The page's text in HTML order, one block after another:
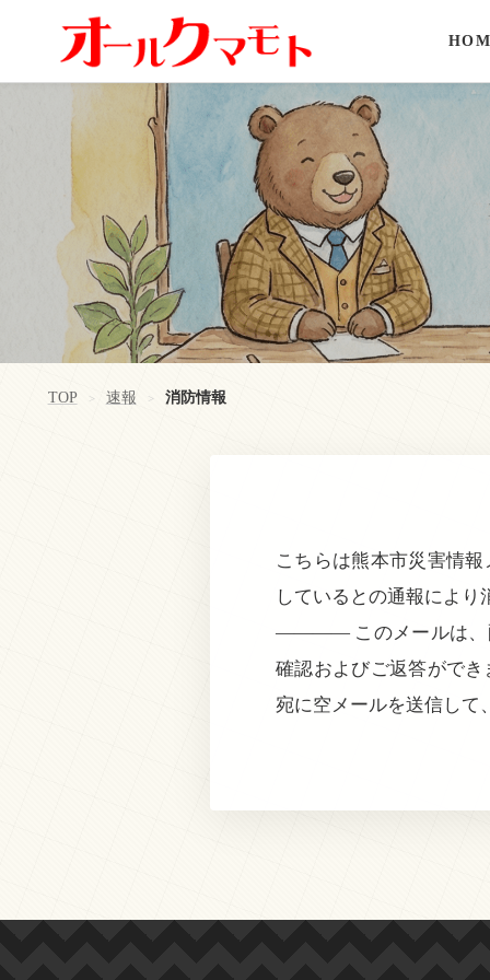
TOP > 速報 > 消防情報
こちらは熊本市災害情
しているとの通報により
———— このメールは、
確認およびご返答ができ
宛に空メールを送信して